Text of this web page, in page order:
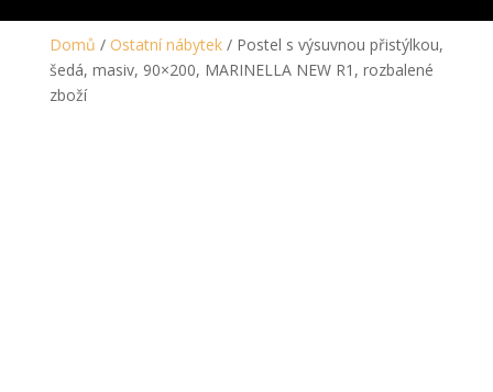
Domů / Ostatní nábytek/ Postel s výsuvnou přistýlkou,
šedá, masiv, 90×200, MARINELLA NEW R1, rozbalené
zboží